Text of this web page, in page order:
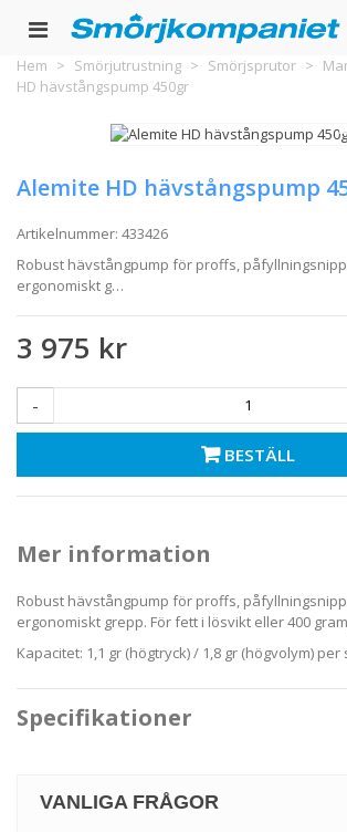
Hem > Smörjutrustning > Smörjsprutor >
HD hävstångspump 450gr
Alemite HD hävstångspump
Artikelnummer: 433426
Robust hävstångpump för proffs,
ergonomiskt g…
3 975 kr
-
BESTÄLL
Mer information
Robust hävstångpump för proffs,
ergonomiskt grepp. För fett i lösvikt eller 400
Kapacitet: 1,1 gr (högtryck) / 1,8 gr (högvolym) per
Specifikationer
VANLIGA FRÅGOR